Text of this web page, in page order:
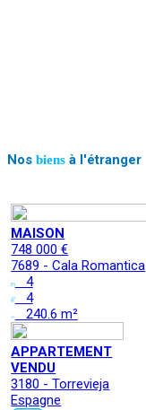
Nos biens à l'étranger
MAISON
748 000 €
7689 - Cala Romantica
4
4
240.6 m²
APPARTEMENT
VENDU
3180 - Torrevieja
Espagne